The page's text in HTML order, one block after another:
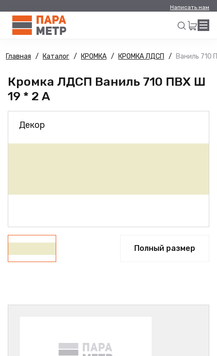
Написать нам
Искать
Главная Каталог КРОМКА КРОМКА ЛДСП Ваниль 710
Кромка ЛДСП Ваниль 710 ПВХ Ш
19 * 2 А
Декор
Полный размер